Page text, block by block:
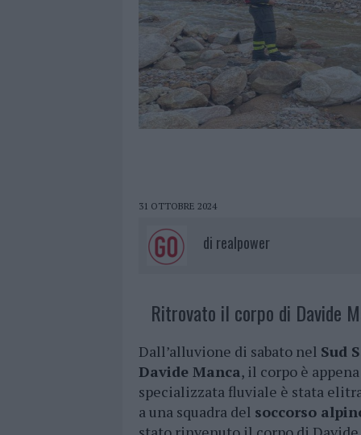
31 OTTOBRE 2024
di realpower
Ritrovato il corpo di Davide
Dall’alluvione di sabato nel Sud
Davide Manca, il corpo è
specializzata fluviale è stata
a una squadra del soccorso